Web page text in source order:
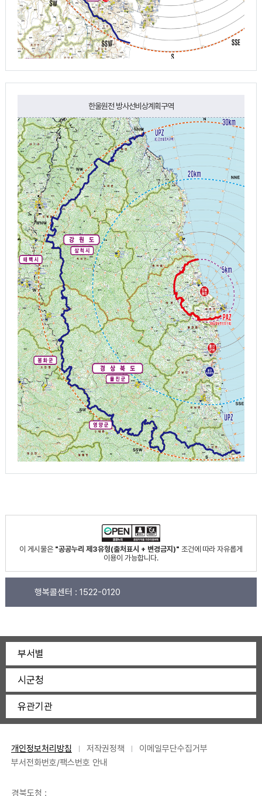
한울원전 방사선비상계획구역
이 게시물은 "공공누리 제3유형(출처표시 + 변경금지)" 조건에 따라 자유롭게
이용이 가능합니다.
행복콜센터 : 1522-0120
부서별
시군청
유관기관
개인정보처리방침 저작권정책
이메일무단수집거부
부서전화번호/팩스번호 안내
경북도청 :